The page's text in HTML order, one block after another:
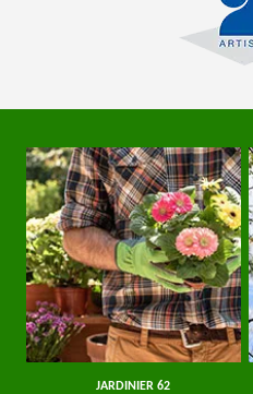
JARDINIER 62